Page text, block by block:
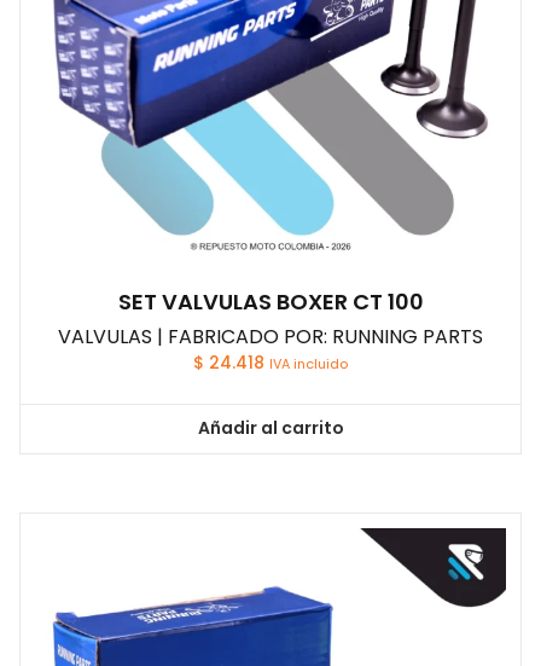
SET VALVULAS BOXER CT 100
VALVULAS | FABRICADO POR: RUNNING PARTS
$ 24.418 IVA incluido
Añadir al carrito